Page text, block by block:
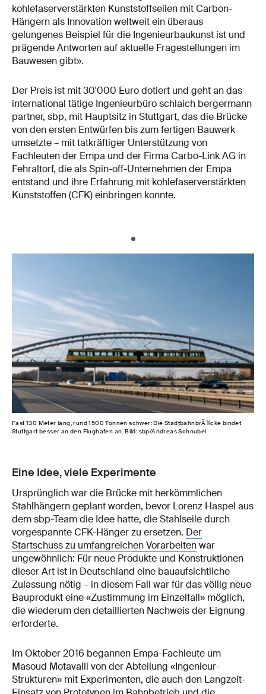
kohlefaserverstärkten Kunststoffseilen mit Carbon-
Hängern als Innovation weltweit ein überaus
gelungenes Beispiel für die Ingenieurbaukunst ist und
prägende Antworten auf aktuelle Fragestellungen im
Bauwesen gibt».
Der Preis ist mit 30'000 Euro dotiert und geht an das
international tätige Ingenieurbüro schlaich bergermann
partner, sbp, mit Hauptsitz in Stuttgart, das die Brücke
von den ersten Entwürfen bis zum fertigen Bauwerk
umsetzte – mit tatkräftiger Unterstützung von
Fachleuten der Empa und der Firma Carbo-Link AG in
Fehraltorf, die als Spin-off-Unternehmen der Empa
entstand und ihre Erfahrung mit kohlefaserverstärkten
Kunststoffen (CFK) einbringen konnte.
Fast 130 Meter lang, rund 1500 Tonnen schwer: Die StadtbahnbrÃ¼cke bindet
Stuttgart besser an den Flughafen an. Bild: sbp/Andreas Schnubel
Eine Idee, viele Experimente
Ursprünglich war die Brücke mit herkömmlichen
Stahlhängern geplant worden, bevor Lorenz Haspel aus
dem sbp-Team die Idee hatte, die Stahlseile durch
vorgespannte CFK-Hänger zu ersetzen. Der
Startschuss zu umfangreichen Vorarbeitenwar
ungewöhnlich: Für neue Produkte und Konstruktionen
dieser Art ist in Deutschland eine bauaufsichtliche
Zulassung nötig – in diesem Fall war für das völlig neue
Bauprodukt eine «Zustimmung im Einzelfall» möglich,
die wiederum den detaillierten Nachweis der Eignung
erforderte.
Im Oktober 2016 begannen Empa-Fachleute um
Masoud Motavalli von der Abteilung «Ingenieur-
Strukturen» mit Experimenten, die auch den Langzeit-